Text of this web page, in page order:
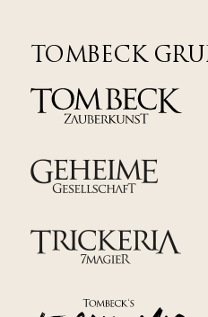
TOMBECK